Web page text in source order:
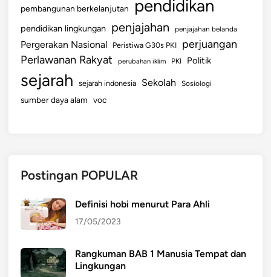
pembangunan berkelanjutan pendidikan
pendidikan lingkungan penjajahan penjajahan belanda
Pergerakan Nasional Peristiwa G30s PKI perjuangan
Perlawanan Rakyat perubahan iklim PKI Politik
sejarah sejarah indonesia Sekolah Sosiologi
sumber daya alam voc
Postingan POPULAR
Definisi hobi menurut Para Ahli
17/05/2023
Rangkuman BAB 1 Manusia Tempat dan
Lingkungan